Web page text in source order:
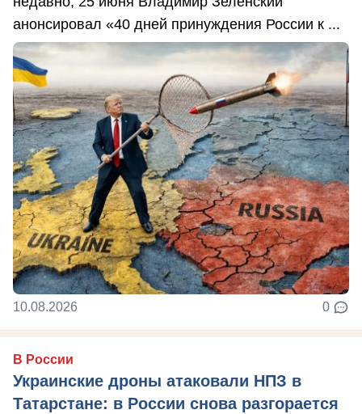
анонсировал «40 дней принуждения России к ...
10.08.2026 0
В России
Украинские дроны атаковали НПЗ в
Татарстане: в России снова разгорается